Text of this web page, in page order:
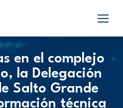
en el complejo
la Delegación
Salto Grande
técnica